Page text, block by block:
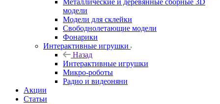
Металлические и деревянные сборные 3D
модели
Модели для склейки
Свободнолетающие модели
Фонарики
Интерактивные игрушки
Назад
Интерактивные игрушки
Микро-роботы
Радио и видеоняни
Акции
Статьи